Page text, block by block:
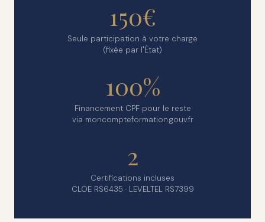
150€
Seule participation à votre charge
(fixée par l'État)
100%
Financement CPF pour le reste
via moncompteformation.gouv.fr
2
Certifications incluses
CLOE RS6435 · LEVELTEL RS7399